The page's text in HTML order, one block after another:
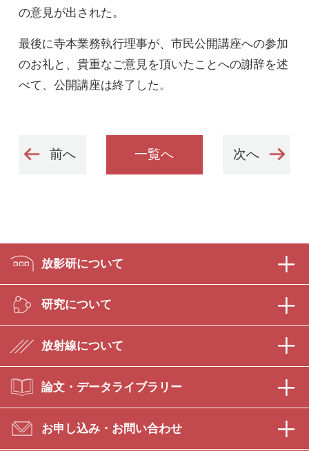
の意見が出された。
最後に寺本業務執行理事が、市民公開講座への参加
のお礼と、貴重なご意見を頂いたことへの謝辞を述
べて、公開講座は終了した。
前へ 一覧へ 次へ
放影研について
研究について
放射線について
論文・データライブラリー
お申し込み・お問い合わせ